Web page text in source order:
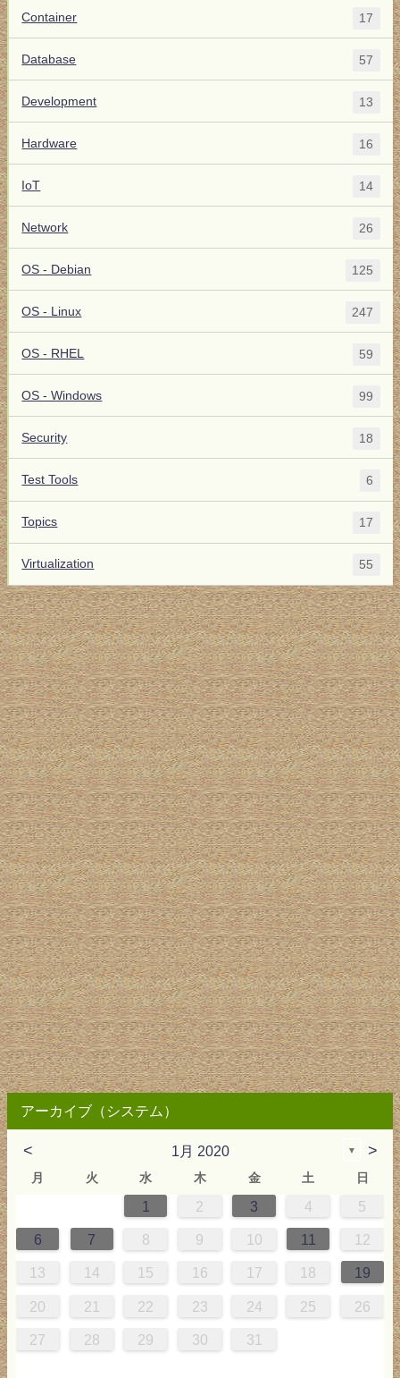
Container 17
Database 57
Development 13
Hardware 16
IoT 14
Network 26
OS - Debian 125
OS - Linux 247
OS - RHEL 59
OS - Windows 99
Security 18
Test Tools 6
Topics 17
Virtualization 55
アーカイブ（システム）
< 1月 2020 ▼ >
月 火 水 木 金 土 日
1 2 3 4 5
6 7 8 9 10 11 12
13 14 15 16 17 18 19
20 21 22 23 24 25 26
27 28 29 30 31